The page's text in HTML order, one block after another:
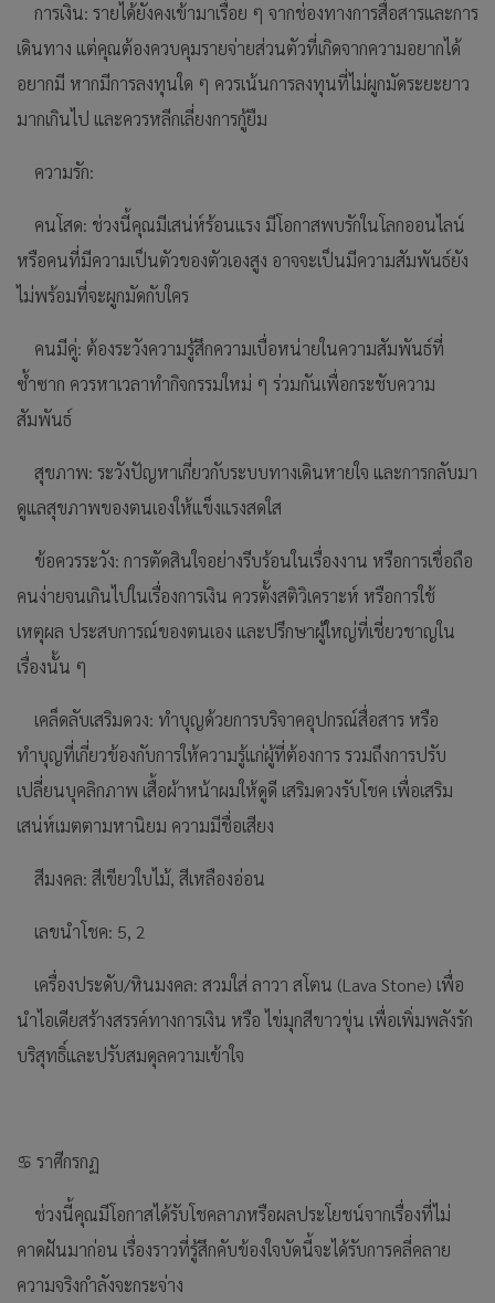
การเงิน: รายได้ยังคงเข้ามาเรื่อย ๆ จากช่องทางการสื่อสารและการ
เดินทาง แต่คุณต้องควบคุมรายจ่ายส่วนตัวที่เกิดจากความอยากได้
อยากมี หากมีการลงทุนใด ๆ ควรเน้นการลงทุนที่ไม่ผูกมัดระยะยาว
มากเกินไป และควรหลีกเลี่ยงการกู้ยืม
ความรัก:
คนโสด: ช่วงนี้คุณมีเสน่ห์ร้อนแรง มีโอกาสพบรักในโลกออนไลน์
หรือคนที่มีความเป็นตัวของตัวเองสูง อาจจะเป็นมีความสัมพันธ์ยัง
ไม่พร้อมที่จะผูกมัดกับใคร
คนมีคู่: ต้องระวังความรู้สึกความเบื่อหน่ายในความสัมพันธ์ที่
ซ้ำซาก ควรหาเวลาทำกิจกรรมใหม่ ๆ ร่วมกันเพื่อกระชับความ
สัมพันธ์
สุขภาพ: ระวังปัญหาเกี่ยวกับระบบทางเดินหายใจ และการกลับมา
ดูแลสุขภาพของตนเองให้แข็งแรงสดใส
ข้อควรระวัง: การตัดสินใจอย่างรีบร้อนในเรื่องงาน หรือการเชื่อถือ
คนง่ายจนเกินไปในเรื่องการเงิน ควรตั้งสติวิเคราะห์ หรือการใช้
เหตุผล ประสบการณ์ของตนเอง และปรึกษาผู้ใหญ่ที่เชี่ยวชาญใน
เรื่องนั้น ๆ
เคล็ดลับเสริมดวง: ทำบุญด้วยการบริจาคอุปกรณ์สื่อสาร หรือ
ทำบุญที่เกี่ยวข้องกับการให้ความรู้แก่ผู้ที่ต้องการ รวมถึงการปรับ
เปลี่ยนบุคลิกภาพ เสื้อผ้าหน้าผมให้ดูดี เสริมดวงรับโชค เพื่อเสริม
เสน่ห์เมตตามหานิยม ความมีชื่อเสียง
สีมงคล: สีเขียวใบไม้, สีเหลืองอ่อน
เลขนำโชค: 5, 2
เครื่องประดับ/หินมงคล: สวมใส่ ลาวา สโตน (Lava Stone) เพื่อ
นำไอเดียสร้างสรรค์ทางการเงิน หรือ ไข่มุกสีขาวขุ่น เพื่อเพิ่มพลังรัก
บริสุทธิ์และปรับสมดุลความเข้าใจ
♋ ราศีกรกฏ
ช่วงนี้คุณมีโอกาสได้รับโชคลาภหรือผลประโยชน์จากเรื่องที่ไม่
คาดฝันมาก่อน เรื่องราวที่รู้สึกคับข้องใจบัดนี้จะได้รับการคลี่คลาย
ความจริงกำลังจะกระจ่าง